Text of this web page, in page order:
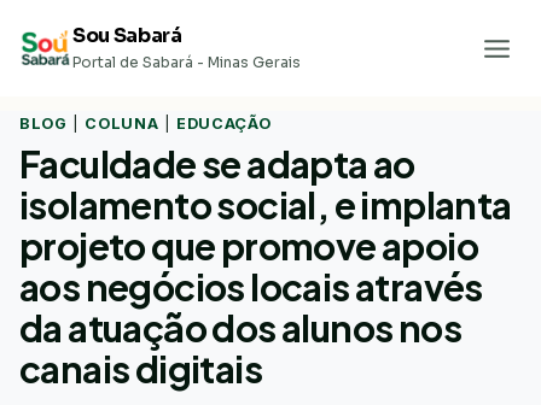
para
Conteúdo
Sou Sabará
Portal de Sabará - Minas Gerais
BLOG COLUNA EDUCAÇÃO
Faculdade se adapta ao
isolamento social, e implanta
projeto que promove apoio
aos negócios locais através
da atuação dos alunos nos
canais digitais